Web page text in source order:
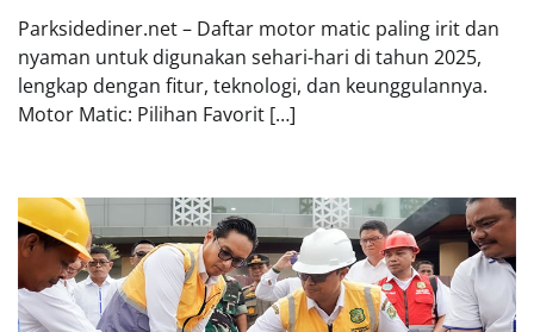
Parksidediner.net – Daftar motor matic paling irit dan
nyaman untuk digunakan sehari-hari di tahun 2025,
lengkap dengan fitur, teknologi, dan keunggulannya.
Motor Matic: Pilihan Favorit […]